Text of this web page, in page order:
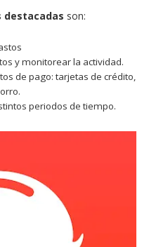
destacadas son:
y monitorear la actividad.
de pago: tarjetas de crédito,
periodos de tiempo.